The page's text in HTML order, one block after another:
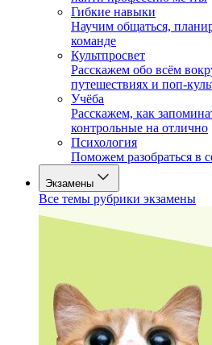
Гибкие навыки
Научим общаться,
команде
Культпросвет
Расскажем обо всём
путешествиях и поп-
Учёба
Расскажем, как
контрольные на отлично
Психология
Поможем разобраться в
Экзамены
Все темы рубрики экзамены